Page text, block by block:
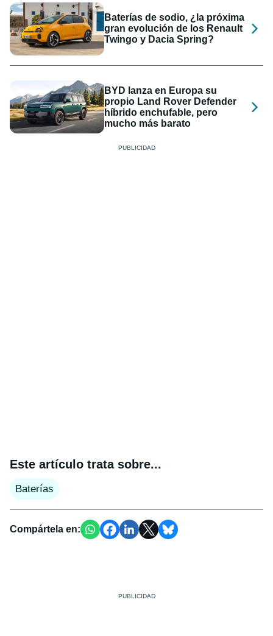
Baterías de sodio, ¿la próxima
gran evolución de los Renault
Twingo y Dacia Spring?
BYD lanza en Europa su
propio Land Rover Defender
híbrido enchufable, pero
mucho más barato
Este artículo trata sobre...
Baterías
Compártela en: